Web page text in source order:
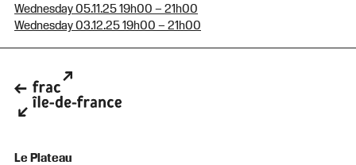
Wednesday 05.11.25 19h00 – 21h00
Wednesday 03.12.25 19h00 – 21h00
Le Plateau